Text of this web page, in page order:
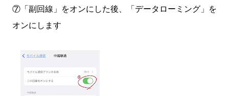
⑦「副回線」をオンにした後、「データローミング」を
オンにします